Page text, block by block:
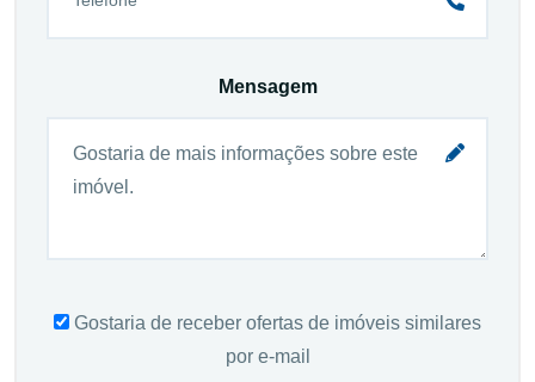
Mensagem
Gostaria de receber ofertas de imóveis similares
por e-mail